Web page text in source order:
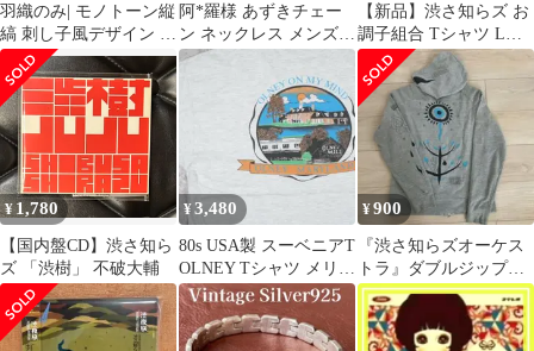
羽織のみ| モノトーン縦
縞 刺し子風デザイン 和
モード 和洋折衷 ユニセ
ックス ストライプ モダ
ン羽織 レトロ粋 インナ
ー別売り
阿*羅様 あずきチェー
ン ネックレス メンズ
いぶし 4mm 50cm シル
【新品】渋さ知らズ お
調子組合 Tシャツ Lサ
イズ
¥ 1,780
【国内盤CD】渋さ知ら
ズ 「渋樹」 不破大輔
¥3,480
80s USA製 スーベニアT
OLNEY Tシャツ メリー
ランド州 Hanes
¥900
『渋さ知らズオーケス
トラ』ダブルジップパ
ーカー